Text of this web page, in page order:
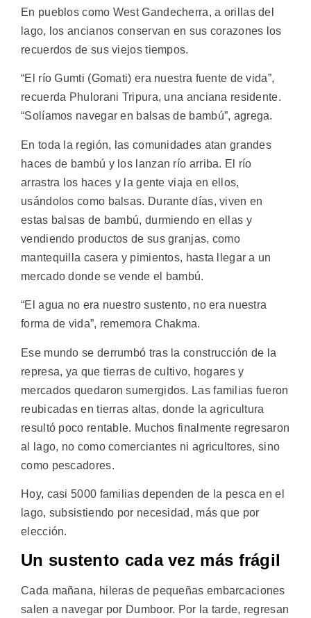
En pueblos como West Gandecherra, a orillas del
lago, los ancianos conservan en sus corazones los
recuerdos de sus viejos tiempos.
“El río Gumti (Gomati) era nuestra fuente de vida”,
recuerda Phulorani Tripura, una anciana residente.
“Solíamos navegar en balsas de bambú”, agrega.
En toda la región, las comunidades atan grandes
haces de bambú y los lanzan río arriba. El río
arrastra los haces y la gente viaja en ellos,
usándolos como balsas. Durante días, viven en
estas balsas de bambú, durmiendo en ellas y
vendiendo productos de sus granjas, como
mantequilla casera y pimientos, hasta llegar a un
mercado donde se vende el bambú.
“El agua no era nuestro sustento, no era nuestra
forma de vida”, rememora Chakma.
Ese mundo se derrumbó tras la construcción de la
represa, ya que tierras de cultivo, hogares y
mercados quedaron sumergidos. Las familias fueron
reubicadas en tierras altas, donde la agricultura
resultó poco rentable. Muchos finalmente regresaron
al lago, no como comerciantes ni agricultores, sino
como pescadores.
Hoy, casi 5000 familias dependen de la pesca en el
lago, subsistiendo por necesidad, más que por
elección.
Un sustento cada vez más frágil
Cada mañana, hileras de pequeñas embarcaciones
salen a navegar por Dumboor. Por la tarde, regresan